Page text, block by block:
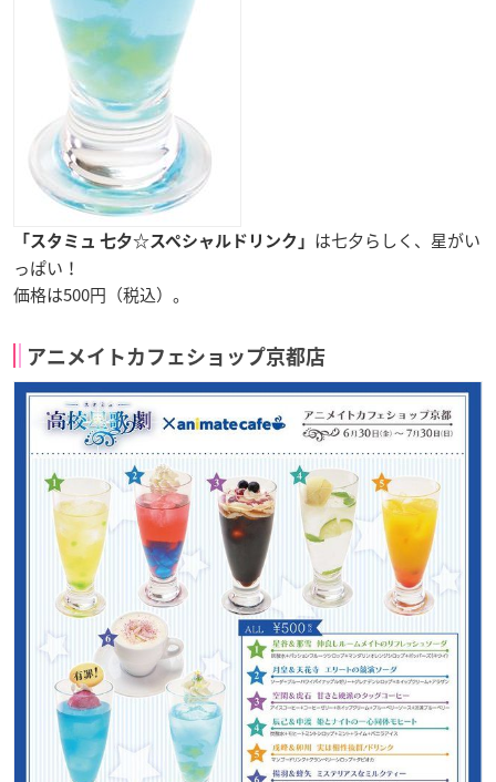
「スタミュ 七夕☆スペシャルドリンク」 は七夕らしく、星がい
っぱい！
価格は500円（税込）。
アニメイトカフェショップ京都店